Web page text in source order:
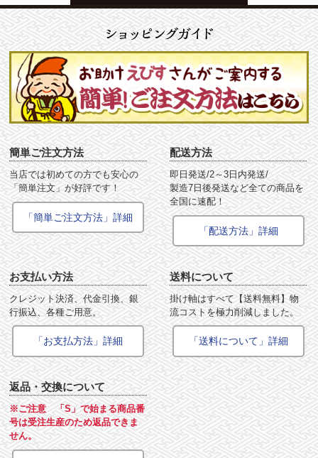
簡単ご注文方法
当店では初めての方でも安心の
「簡単注文」が好評です！
「簡単ご注文方法」詳細
配送方法
即日発送/2～3日内発送/
製造7日後発送など全ての商品を
全国に速配！
「配送方法」詳細
お支払い方法
クレジット決済、代金引換、銀
行振込、各種ご用意。
「お支払方法」詳細
送料について
掛け軸はすべて【送料無料】物
流コストを極力削減しました。
「送料について」詳細
返品・交換について
※ご注意 「S」で始まる商品番
号は受注生産のため返品できま
せん。